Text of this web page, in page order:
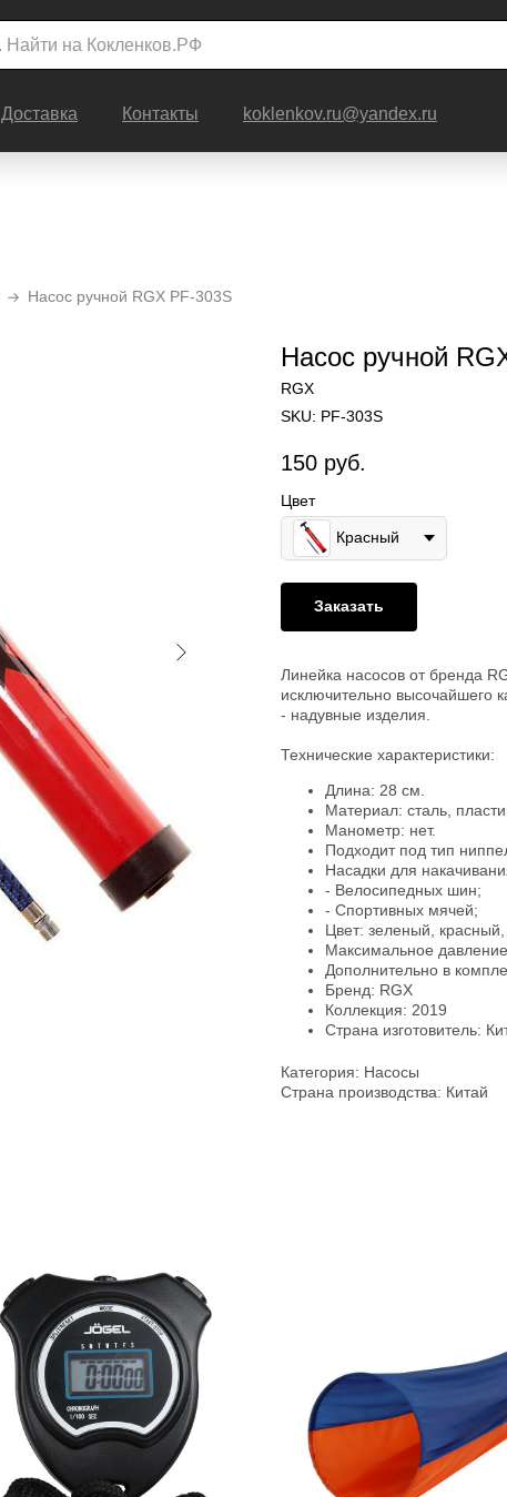
Доставка Контакты koklenkov.ru@yandex.ru
Насос ручной RGX PF-303S
Насос ручной
RGX
SKU: PF-303S
150 руб.
Цвет
Красный
Заказать
Линейка насосов от бренда
исключительно высочайшего
- надувные изделия.
Технические характеристики:
Длина: 28 см.
Материал: сталь,
Манометр: нет.
Подходит под тип
Насадки для
- Велосипедных шин;
- Спортивных мячей;
Цвет: зеленый,
Максимальное
Дополнительно в
Бренд: RGX
Коллекция: 2019
Страна изготовитель:
Категория: Насосы
Страна производства: Китай